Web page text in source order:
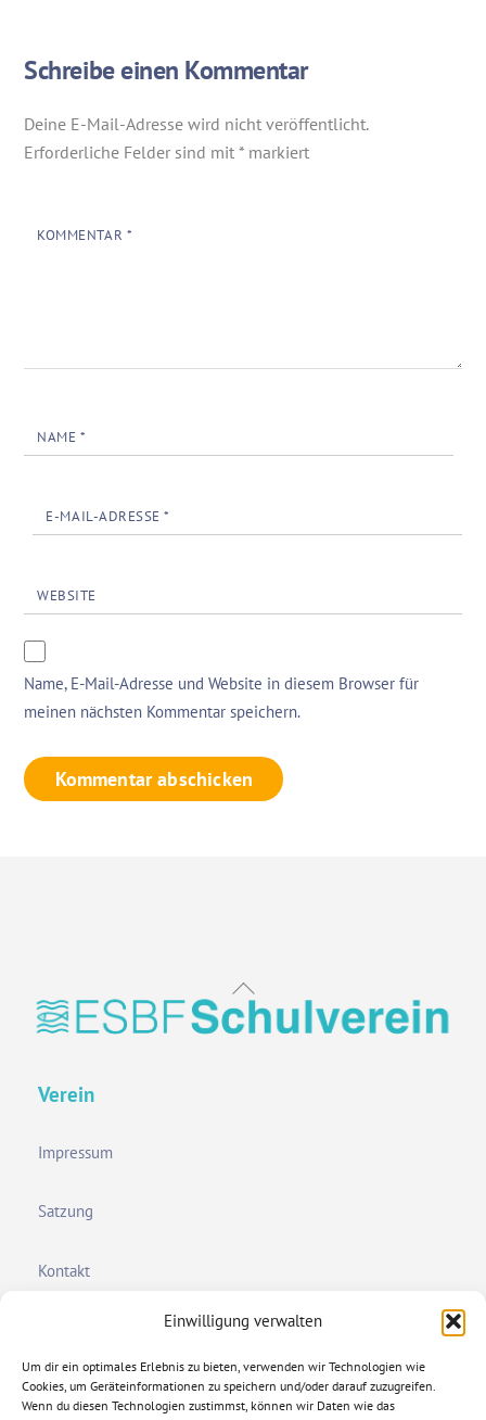
Einwilligung verwalten
Um dir ein optimales Erlebnis zu bieten, verwenden wir Technologien wie
Cookies, um Geräteinformationen zu speichern und/oder darauf zuzugreifen.
Wenn du diesen Technologien zustimmst, können wir Daten wie das
Schreibe einen Kommentar
Deine E-Mail-Adresse wird nicht veröffentlicht.
Erforderliche Felder sind mit* markiert
KOMMENTAR *
NAME *
E-MAIL-ADRESSE*
WEBSITE
Name, E-Mail-Adresse und Website in diesem Browser für
meinen nächsten Kommentar speichern.
Back
To
Top
Verein
Impressum
Satzung
Kontakt
Allgemein